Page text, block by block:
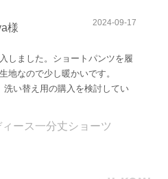
様 2024-09-17
しました。ショートパンツを履
地なので少し暖かいです。
洗い替え用の購入を検討してい
ース一分丈ショーツ